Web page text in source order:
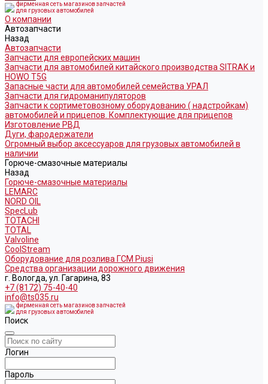
фирменная сеть магазинов запчастей
для грузовых автомобилей
О компании
Автозапчасти
Назад
Автозапчасти
Запчасти для европейских машин
Запчасти для автомобилей китайского производства SITRAK и
HOWO T5G
Запасные части для автомобилей семейства УРАЛ
Запчасти для гидроманипуляторов
Запчасти к сортиметовозному оборудованию ( надстройкам)
автомобилей и прицепов. Комплектующие для прицепов
Изготовление РВД
Дуги, фародержатели
Огромный выбор аксессуаров для грузовых автомобилей в
наличии
Горюче-смазочные материалы
Назад
Горюче-смазочные материалы
LEMARC
NORD OIL
SpecLub
TOTACHI
TOTAL
Valvoline
CoolStream
Оборудование для розлива ГСМ Piusi
Средства организации дорожного движения
г. Вологда, ул. Гагарина, 83
+7 (8172) 75-40-40
info@ts035.ru
фирменная сеть магазинов запчастей
для грузовых автомобилей
Поиск
Логин
Пароль